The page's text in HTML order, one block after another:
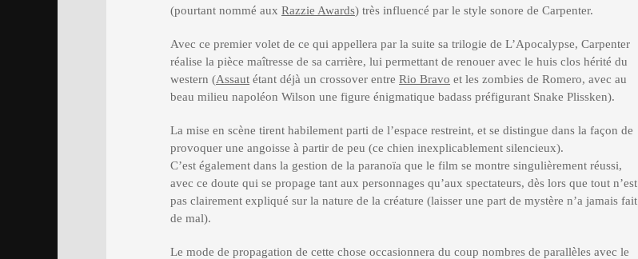
(pourtant nommé aux Razzie Awards) très influencé par le style sonore de Carpenter.
Avec ce premier volet de ce qui appellera par la suite sa trilogie de L’Apocalypse, Carpenter
réalise la pièce maîtresse de sa carrière, lui permettant de renouer avec le huis clos hérité du
western (Assaut étant déjà un crossover entre Rio Bravo et les zombies de Romero, avec au
beau milieu napoléon Wilson une figure énigmatique badass préfigurant Snake Plissken).
La mise en scène tirent habilement parti de l’espace restreint, et se distingue dans la façon de
provoquer une angoisse à partir de peu (ce chien inexplicablement silencieux).
C’est également dans la gestion de la paranoïa que le film se montre singulièrement réussi,
avec ce doute qui se propage tant aux personnages qu’aux spectateurs, dès lors que tout n’est
pas clairement expliqué sur la nature de la créature (laisser une part de mystère n’a jamais fait
de mal).
Le mode de propagation de cette chose occasionnera du coup nombres de parallèles avec le